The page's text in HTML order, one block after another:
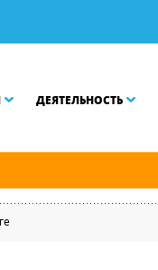
ДЕЯТЕЛЬНОСТЬ